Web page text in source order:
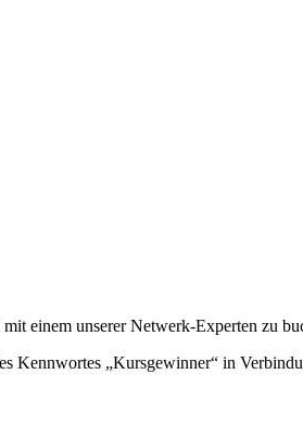
einem unserer Netwerk-Experten zu
Kennwortes „Kursgewinner“ in